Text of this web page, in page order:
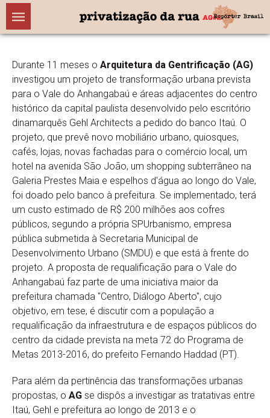
Durante 11 meses o Arquitetura da Gentrificação (AG)
investigou um projeto de transformação urbana prevista
para o Vale do Anhangabaú e áreas adjacentes do centro
histórico da capital paulista desenvolvido pelo escritório
dinamarquês Gehl Architects a pedido do banco Itaú. O
projeto, que prevê novo mobiliário urbano, quiosques,
cafés, lojas, novas fachadas para o comércio local, um
hotel na avenida São João, um shopping subterrâneo na
Galeria Prestes Maia e espelhos d'água ao longo do Vale,
foi doado pelo banco à prefeitura. Se implementado, terá
um custo estimado de R$ 200 milhões aos cofres
públicos, segundo a própria SPUrbanismo, empresa
pública submetida à Secretaria Municipal de
Desenvolvimento Urbano (SMDU) e que está à frente do
projeto. A proposta de requalificação para o Vale do
Anhangabaú faz parte de uma iniciativa maior da
prefeitura chamada "Centro, Diálogo Aberto", cujo
objetivo, em tese, é discutir com a população a
requalificação da infraestrutura e de espaços públicos do
centro da cidade prevista na meta 72 do Programa de
Metas 2013-2016, do prefeito Fernando Haddad (PT).
Para além da pertinência das transformações urbanas
propostas, o AG se dispôs a investigar as tratativas entre
Itaú, Gehl e prefeitura ao longo de 2013 e o